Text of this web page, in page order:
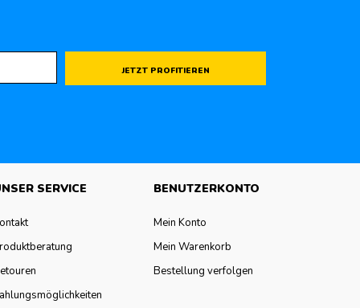
JETZT PROFITIEREN
SERVICE BENUTZERKONTO
Mein Konto
Mein Warenkorb
Bestellung verfolgen